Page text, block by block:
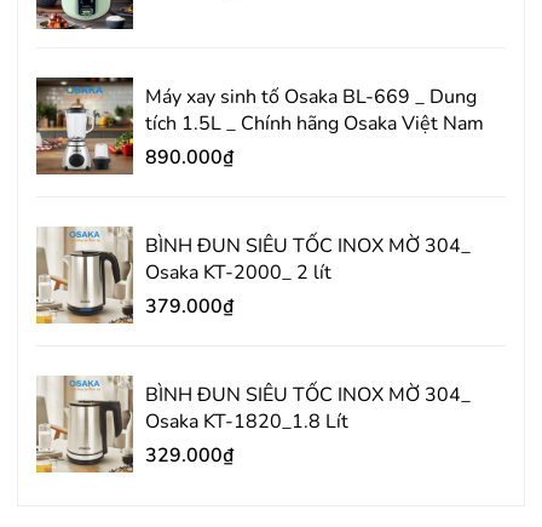
Máy xay sinh tố Osaka BL-669 _ Dung
tích 1.5L _ Chính hãng Osaka Việt Nam
890.000₫
BÌNH ĐUN SIÊU TỐC INOX MỜ 304_
Osaka KT-2000_ 2 lít
379.000₫
BÌNH ĐUN SIÊU TỐC INOX MỜ 304_
Osaka KT-1820_1.8 Lít
329.000₫